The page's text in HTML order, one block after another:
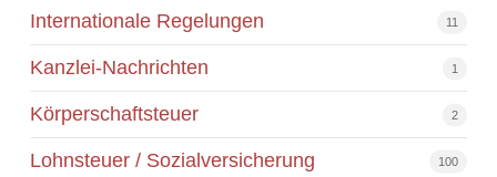
Internationale Regelungen 11
Kanzlei-Nachrichten 1
Körperschaftsteuer 2
Lohnsteuer / Sozialversicherung 100